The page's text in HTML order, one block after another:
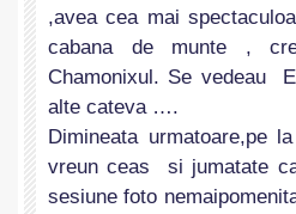
,avea cea mai
cabana de munte ,
Chamonixul. Se vedeau
alte cateva ….
Dimineata urmatoare,pe
vreun ceas si jumatate
sesiune foto